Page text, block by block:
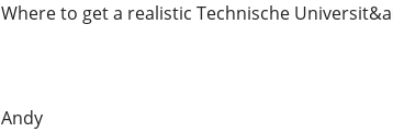
Where to get a realistic Technische
Andy